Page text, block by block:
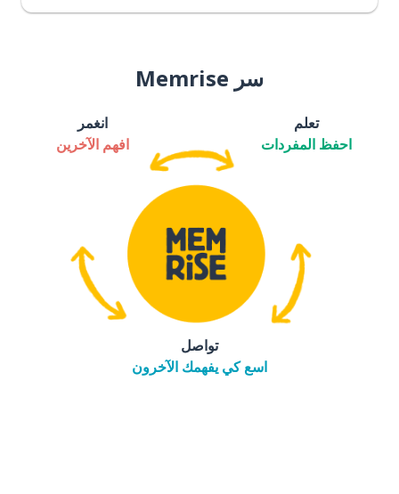
سر Memrise
تعلم
احفظ المفردات
انغمر
افهم الآخرين
تواصل
اسع كي يفهمك الآخرون